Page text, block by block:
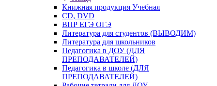
Книжная продукция Учебная
CD, DVD
ВПР ЕГЭ ОГЭ
Литература для студентов (ВЫВОДИМ)
Литература для школьников
Педагогика в ДОУ (ДЛЯ
ПРЕПОДАВАТЕЛЕЙ)
Педагогика в школе (ДЛЯ
ПРЕПОДАВАТЕЛЕЙ)